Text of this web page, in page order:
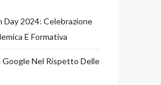
Day 2024: Celebrazione
E Formativa
Google Nel Rispetto Delle